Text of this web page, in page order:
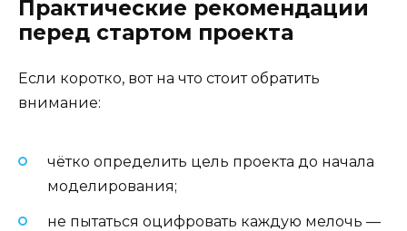
Практические рекомендации
перед стартом проекта
Если коротко, вот на что стоит обратить
внимание:
чётко определить цель проекта до начала
моделирования;
не пытаться оцифровать каждую мелочь —